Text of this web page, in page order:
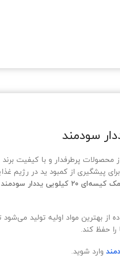
سودمند یکی از محصولات پرطرفدار
پیشگیری از کمبود ید در رژیم
۲۰ کیلویی یددار سودمند
از بهترین مواد اولیه تولید
حفظ کند.
وارد شوید.